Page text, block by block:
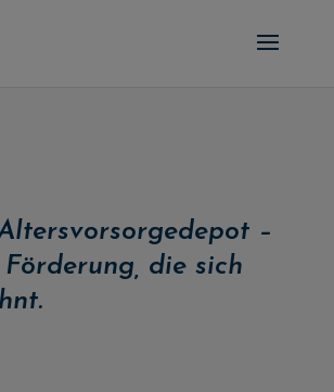
–
die sich